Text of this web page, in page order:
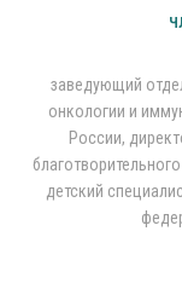
заведующий
онкологии и
России,
детский